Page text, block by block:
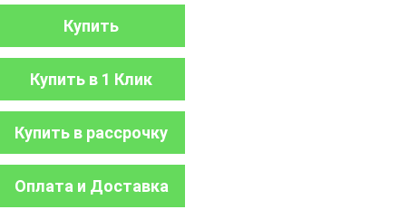
Купить
Купить в 1 Клик
Купить в рассрочку
Оплата и Доставка